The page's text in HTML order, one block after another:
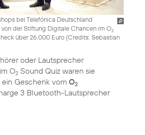
bei Telefónica Deutschland
der Stiftung Digitale Chancen im O2
über 26.000 Euro (Credits: Sebastian
oder Lautsprecher
O2 Sound Quiz waren sie
Geschenk vom O2
3 Bluetooth-Lautsprecher